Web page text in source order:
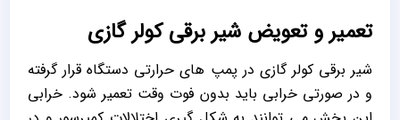
تعمیر و تعویض شیر برقی کولر گازی
شیر برقی کولر گازی در پمپ های حرارتی دستگاه قرار گرفته
و در صورتی خرابی باید بدون فوت وقت تعمیر شود. خرابی